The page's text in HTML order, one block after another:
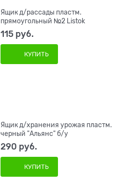
Ящик д/рассады пластм.
прямоугольный №2 Listok
115 руб.
КУПИТЬ
Ящик д/хранения урожая пластм.
черный "Альянс" б/у
290 руб.
КУПИТЬ